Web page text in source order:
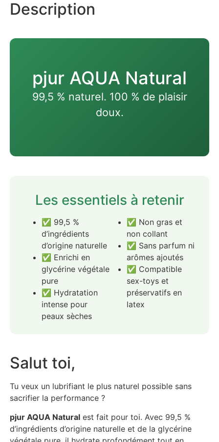
Description
pjur AQUA Natural
99,5 % naturel. 100 % de plaisir
doux.
Les essentiels à retenir
✅ 99,5 %
d’ingrédients
d’origine naturelle
✅ Enrichi en
glycérine végétale
pure
✅ Hydratation
intense pour
peaux sèches
✅ Non gras et
non collant
✅ Sans parfum ni
arômes ajoutés
✅ Compatible
sex-toys et
préservatifs en
latex
Salut toi,
Tu veux un lubrifiant le plus naturel possible sans
sacrifier la performance ?
pjur AQUA Natural est fait pour toi. Avec 99,5 %
d’ingrédients d’origine naturelle et de la glycérine